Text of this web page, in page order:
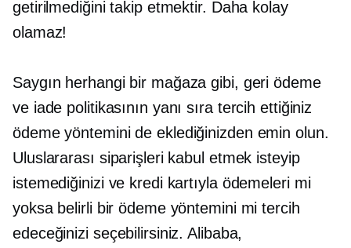
getirilmediğini takip etmektir. Daha kolay
olamaz!
Saygın herhangi bir mağaza gibi, geri ödeme
ve iade politikasının yanı sıra tercih ettiğiniz
ödeme yöntemini de eklediğinizden emin olun.
Uluslararası siparişleri kabul etmek isteyip
istemediğinizi ve kredi kartıyla ödemeleri mi
yoksa belirli bir ödeme yöntemini mi tercih
edeceğinizi seçebilirsiniz. Alibaba,